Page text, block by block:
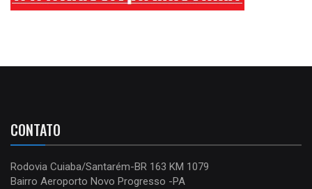
CONTATO
Rodovia Cuiaba/Santarém-BR 163 KM 1079
Bairro Aeroporto Novo Progresso -PA